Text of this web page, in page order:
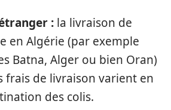
: la livraison de
en Algérie (par exemple
Batna, Alger ou bien Oran)
frais de livraison varient en
des colis.